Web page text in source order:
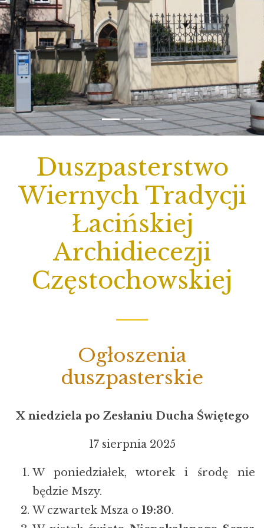
Duszpasterstwo
Wiernych Tradycji
Łacińskiej
Archidiecezji
Częstochowskiej
Ogłoszenia
duszpasterskie
X niedziela po Zesłaniu Ducha Świętego
17 sierpnia 2025
W poniedziałek, wtorek i środę nie
będzie Mszy.
W czwartek Msza o 19:30.